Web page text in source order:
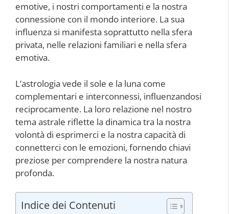
emotive, i nostri comportamenti e la nostra
connessione con il mondo interiore. La sua
influenza si manifesta soprattutto nella sfera
privata, nelle relazioni familiari e nella sfera
emotiva.
L’astrologia vede il sole e la luna come
complementari e interconnessi, influenzandosi
reciprocamente. La loro relazione nel nostro
tema astrale riflette la dinamica tra la nostra
volontà di esprimerci e la nostra capacità di
connetterci con le emozioni, fornendo chiavi
preziose per comprendere la nostra natura
profonda.
Indice dei Contenuti